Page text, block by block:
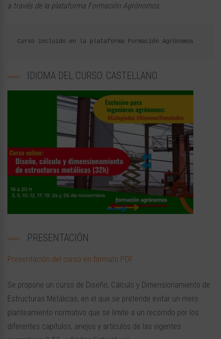
a través de la plataforma Formación Agrónomos.
Curso incluido en la plataforma Formación Agrónomos
IDIOMA DEL CURSO: CASTELLANO
PRESENTACIÓN
Presentación del curso en formato PDF.
Se propone un curso de Diseño, Cálculo y Dimensionamiento de
Estructuras Metálicas, en el que se pretende evitar un mero
planteamiento normativo que se limite a un recorrido por los
diferentes capítulos, anejos y artículos de las vigentes